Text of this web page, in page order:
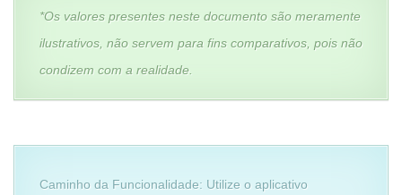
*Os valores presentes neste documento são meramente
ilustrativos, não servem para fins comparativos, pois não
condizem com a realidade.
Caminho da Funcionalidade: Utilize o aplicativo